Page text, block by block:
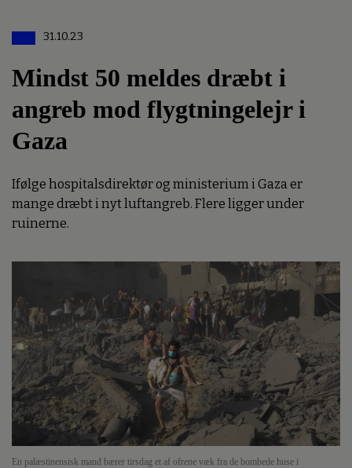
31.10.23
Mindst 50 meldes dræbt i
angreb mod flygtningelejr i
Gaza
Ifølge hospitalsdirektør og ministerium i Gaza er
mange dræbt i nyt luftangreb. Flere ligger under
ruinerne.
En palæstinensisk mand bærer tirsdag et af ofrene væk fra de bombede huse i